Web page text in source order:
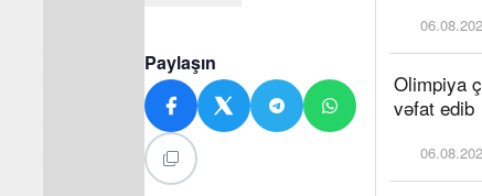
Paylaşın
Olimpiya
vəfat edib